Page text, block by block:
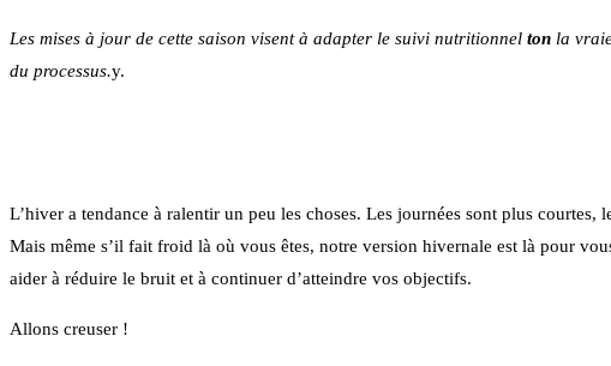
Les mises à jour de cette saison visent à adapter le suivi nutritionnel ton la
du processus.y.
L’hiver a tendance à ralentir un peu les choses. Les journées sont plus
Mais même s’il fait froid là où vous êtes, notre version hivernale est là pour
aider à réduire le bruit et à continuer d’atteindre vos objectifs.
Allons creuser !